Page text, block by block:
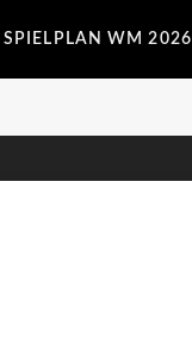
SPIELPLAN WM 2026